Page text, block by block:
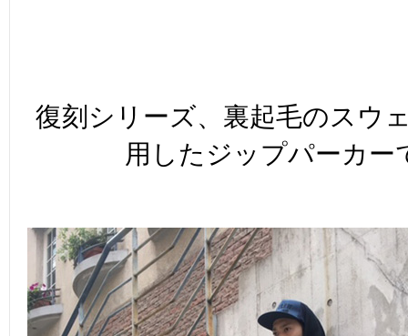
復刻シリーズ、裏起毛のスウ
用したジップパーカー